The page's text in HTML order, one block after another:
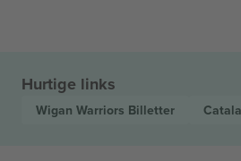
Hurtige links
Wigan Warriors Billetter